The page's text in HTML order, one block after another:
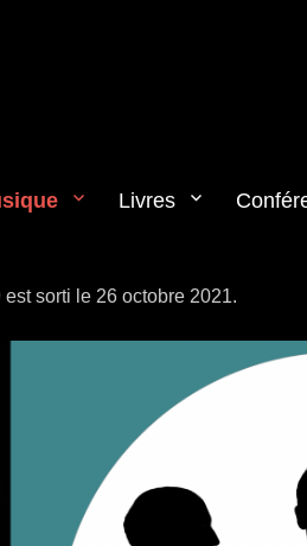
Livres
est sorti le 26 octobre 2021.